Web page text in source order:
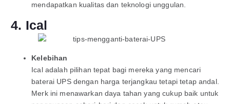
mendapatkan kualitas dan teknologi unggulan.
4. Ical
Kelebihan
Ical adalah pilihan tepat bagi mereka yang mencari
baterai UPS dengan harga terjangkau tetapi tetap andal.
Merk ini menawarkan daya tahan yang cukup baik untuk